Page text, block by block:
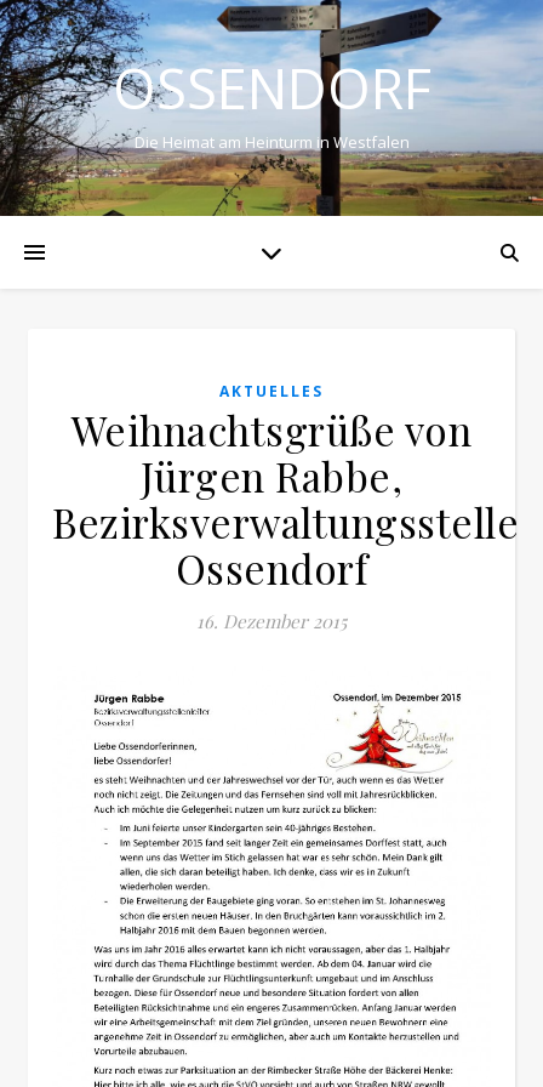
OSSENDORF
Die Heimat am Heinturm in Westfalen
AKTUELLES
Weihnachtsgrüße von
Jürgen Rabbe,
Ossendorf
16. Dezember 2015